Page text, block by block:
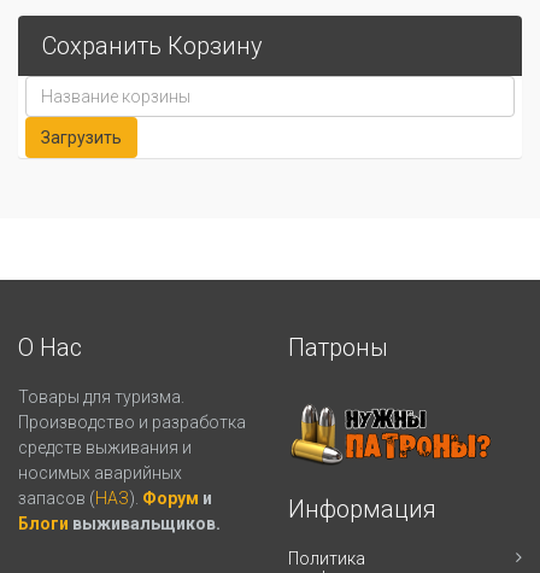
Сохранить Корзину
О Нас
Товары для туризма.
Производство и разработка
средств выживания и
носимых аварийных
запасов (НАЗ). Форум и
Блоги выживальщиков.
Патроны
Информация
Политика